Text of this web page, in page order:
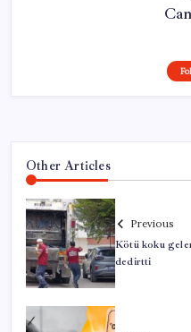
Other Articles
Previous
Kötü koku
dedirtti